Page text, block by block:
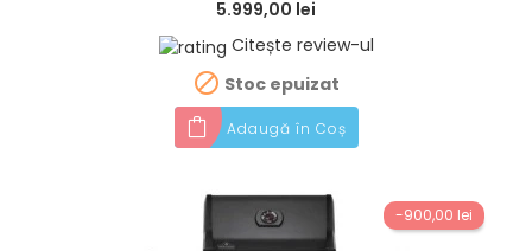
5.999,00 lei
Citește review-ul
 Stoc epuizat
Adaugă în Coș
-900,00 lei